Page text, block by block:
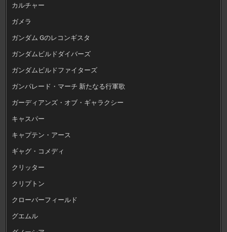
カルチャー
ガメラ
ガンダム Gのレコンギスタ
ガンダムビルドダイバーズ
ガンダムビルドファイターズ
ガンパレード・マーチ 新たなる行軍歌
ガーディアンズ・オブ・ギャラクシー
キャスパー
キャプテン・アース
ギャグ・コメディ
クリッター
クリプトン
クローバーフィールド
グエムル